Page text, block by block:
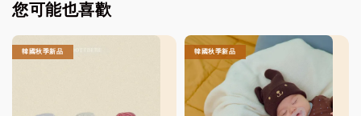
您可能也喜歡
韓國秋季新品 韓國秋季新品